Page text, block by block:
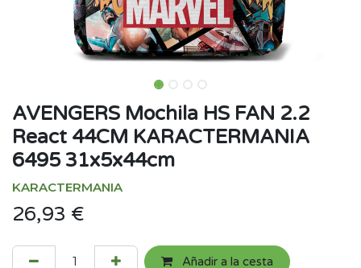
AVENGERS Mochila HS FAN 2.2
React 44CM KARACTERMANIA
6495 31x5x44cm
KARACTERMANIA
26,93 €
Añadir a la cesta